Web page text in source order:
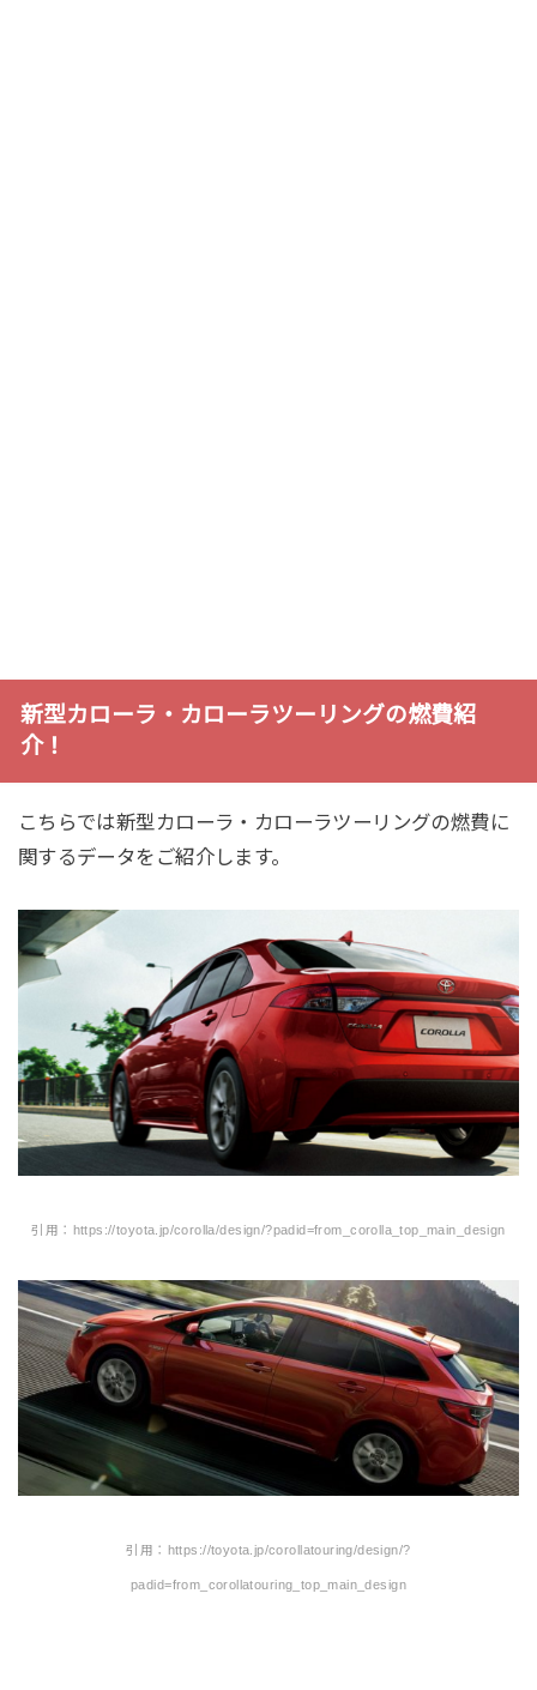
新型カローラ・カローラツーリングの燃費紹
介！
こちらでは新型カローラ・カローラツーリングの燃費に
関するデータをご紹介します。
引用：https://toyota.jp/corolla/design/?padid=from_corolla_top_main_design
引用：https://toyota.jp/corollatouring/design/?
padid=from_corollatouring_top_main_design